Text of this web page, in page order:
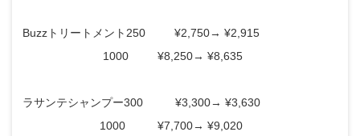
Buzzトリートメント250 ¥2,750→ ¥2,915
1000 ¥8,250→ ¥8,635
ラサンテシャンプー300 ¥3,300→ ¥3,630
1000 ¥7,700→ ¥9,020